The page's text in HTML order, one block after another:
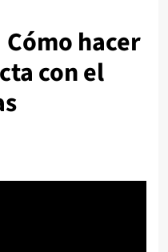
hacer
con el